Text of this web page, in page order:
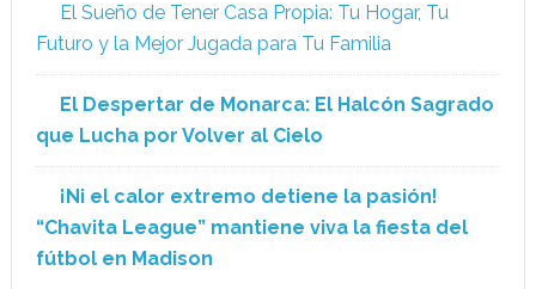
El Sueño de Tener Casa Propia: Tu Hogar, Tu
Futuro y la Mejor Jugada para Tu Familia
El Despertar de Monarca: El Halcón Sagrado
que Lucha por Volver al Cielo
¡Ni el calor extremo detiene la pasión!
“Chavita League” mantiene viva la fiesta del
fútbol en Madison